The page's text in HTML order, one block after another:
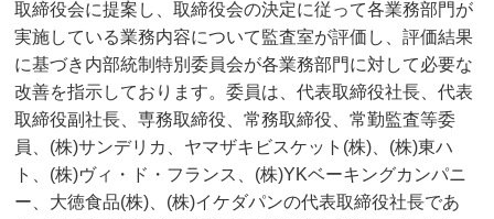
取締役会に提案し、取締役会の決定に従って各業務部門が
実施している業務内容について監査室が評価し、評価結果
に基づき内部統制特別委員会が各業務部門に対して必要な
改善を指示しております。委員は、代表取締役社長、代表
取締役副社長、専務取締役、常務取締役、常勤監査等委
員、(株)サンデリカ、ヤマザキビスケット(株)、(株)東ハ
ト、(株)ヴィ・ド・フランス、(株)YKベーキングカンパニ
ー、大徳食品(株)、(株)イケダパンの代表取締役社長であ